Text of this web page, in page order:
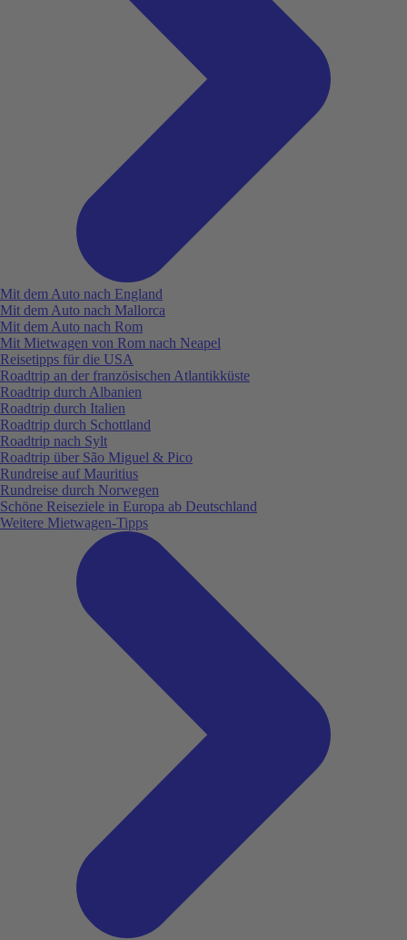
Mit dem Auto nach England
Mit dem Auto nach Mallorca
Mit dem Auto nach Rom
Mit Mietwagen von Rom nach Neapel
Reisetipps für die USA
Roadtrip an der französischen Atlantikküste
Roadtrip durch Albanien
Roadtrip durch Italien
Roadtrip durch Schottland
Roadtrip nach Sylt
Roadtrip über São Miguel & Pico
Rundreise auf Mauritius
Rundreise durch Norwegen
Schöne Reiseziele in Europa ab Deutschland
Weitere Mietwagen-Tipps